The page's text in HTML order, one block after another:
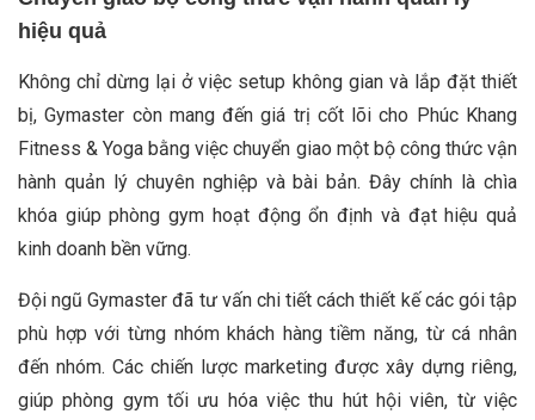
hiệu quả
Không chỉ dừng lại ở việc setup không gian và lắp đặt thiết
bị, Gymaster còn mang đến giá trị cốt lõi cho Phúc Khang
Fitness & Yoga bằng việc chuyển giao một bộ công thức vận
hành quản lý chuyên nghiệp và bài bản. Đây chính là chìa
khóa giúp phòng gym hoạt động ổn định và đạt hiệu quả
kinh doanh bền vững.
Đội ngũ Gymaster đã tư vấn chi tiết cách thiết kế các gói tập
phù hợp với từng nhóm khách hàng tiềm năng, từ cá nhân
đến nhóm. Các chiến lược marketing được xây dựng riêng,
giúp phòng gym tối ưu hóa việc thu hút hội viên, từ việc